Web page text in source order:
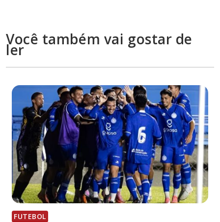
Você também vai gostar de
ler
FUTEBOL